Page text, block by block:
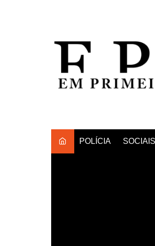
POLÍCIA SOCIAIS